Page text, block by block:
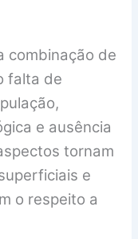
combinação de
falta de
e ausência
tornam
e
o respeito a